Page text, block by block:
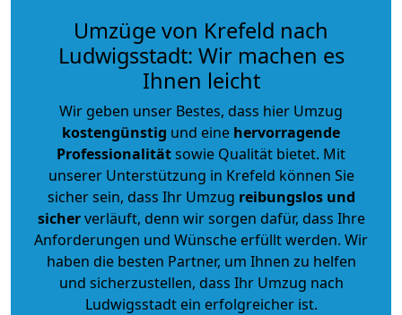
Umzüge von Krefeld nach
Ludwigsstadt: Wir machen es
Ihnen leicht
Wir geben unser Bestes, dass hier Umzug
kostengünstig und eine hervorragende
Professionalitätsowie Qualität bietet. Mit
unserer Unterstützung in Krefeld können Sie
sicher sein, dass Ihr Umzug reibungslos und
sicherverläuft, denn wir sorgen dafür, dass Ihre
Anforderungen und Wünsche erfüllt werden. Wir
haben die besten Partner, um Ihnen zu helfen
und sicherzustellen, dass Ihr Umzug nach
Ludwigsstadt ein erfolgreicher ist.